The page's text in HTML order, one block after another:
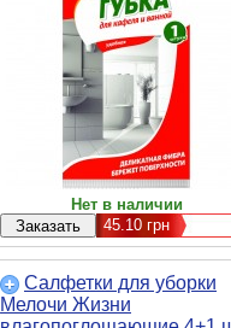
Нет в наличии
45.10 грн
Салфетки для уборки
Мелочи Жизни